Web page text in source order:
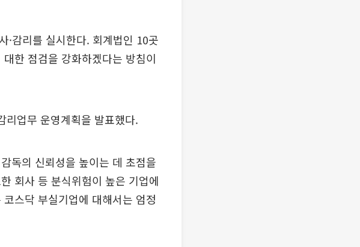
·감리를 실시한다. 회계법인 10곳
한 점검을 강화하겠다는 방침이
리업무 운영계획을 발표했다.
독의 신뢰성을 높이는 데 초점을
회사 등 분식위험이 높은 기업에
스닥 부실기업에 대해서는 엄정